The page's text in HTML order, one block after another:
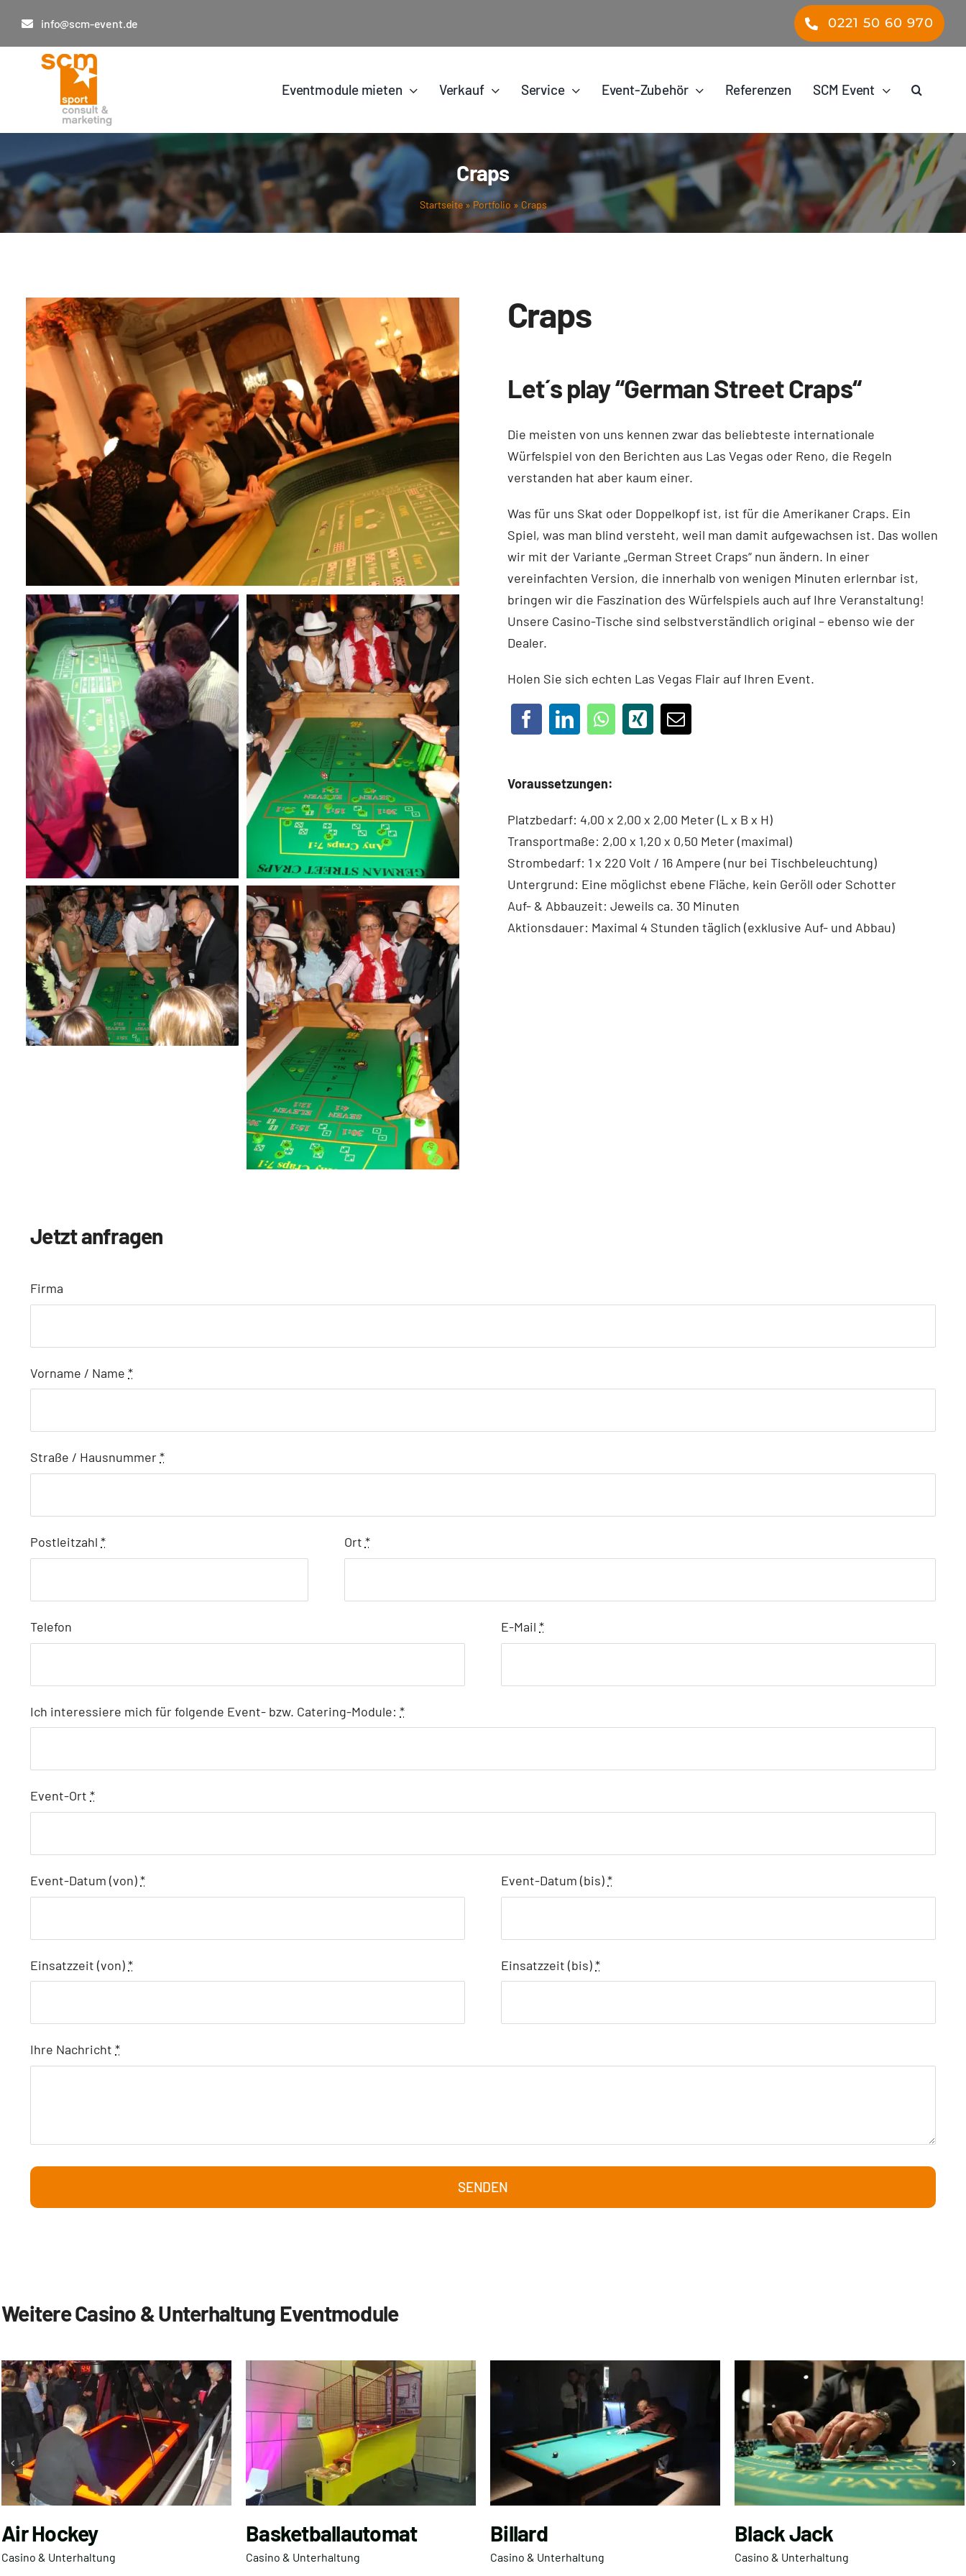
Inhalt
springen
info@scm-event.de 0221 50 60 970
Eventmodule mieten Verkauf Service Event-Zubehör Referenzen SCM Event
Craps
Startseite» Portfolio » Craps
Craps
Let´s play “German Street Craps“
Die meisten von uns kennen zwar das beliebteste internationale
Würfelspiel von den Berichten aus Las Vegas oder Reno, die Regeln
verstanden hat aber kaum einer.
Was für uns Skat oder Doppelkopf ist, ist für die Amerikaner Craps. Ein
Spiel, was man blind versteht, weil man damit aufgewachsen ist. Das wollen
wir mit der Variante „German Street Craps“ nun ändern. In einer
vereinfachten Version, die innerhalb von wenigen Minuten erlernbar ist,
bringen wir die Faszination des Würfelspiels auch auf Ihre Veranstaltung!
Unsere Casino-Tische sind selbstverständlich original – ebenso wie der
Dealer.
Holen Sie sich echten Las Vegas Flair auf Ihren Event.
Voraussetzungen:
Platzbedarf: 4,00 x 2,00 x 2,00 Meter (L x B x H)
Transportmaße: 2,00 x 1,20 x 0,50 Meter (maximal)
Strombedarf: 1 x 220 Volt / 16 Ampere (nur bei Tischbeleuchtung)
Untergrund: Eine möglichst ebene Fläche, kein Geröll oder Schotter
Auf- & Abbauzeit: Jeweils ca. 30 Minuten
Aktionsdauer: Maximal 4 Stunden täglich (exklusive Auf- und Abbau)
Jetzt anfragen
Firma
Vorname / Name*
Straße / Hausnummer*
Postleitzahl* Ort *
Telefon E-Mail*
Ich interessiere mich für folgende Event- bzw. Catering-Module:*
Event-Ort*
Event-Datum (von)* Event-Datum (bis)*
Einsatzzeit (von)* Einsatzzeit (bis)*
Ihre Nachricht*
SENDEN
Weitere Casino & Unterhaltung Eventmodule
Air Hockey
Casino & Unterhaltung
Basketballautomat
Casino & Unterhaltung
Billard
Casino & Unterhaltung
Black Jack
Casino & Unterhaltung